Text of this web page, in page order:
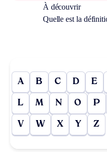
À découvrir
Quelle est la
A B C D E
L M N O P
V W X Y Z